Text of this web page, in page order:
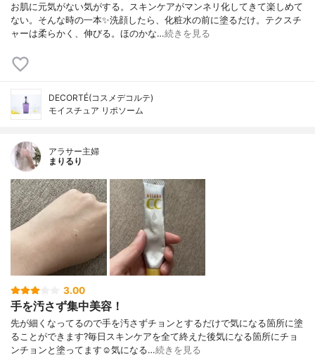
お肌に元気がない気がする。スキンケアがマンネリ化してきて楽しめて
ない。そんな時の一本✨洗顔したら、化粧水の前に塗るだけ。テクスチ
ャーは柔らかく、伸びる。ほのかな…続きを見る
DECORTÉ(コスメデコルテ)
モイスチュア リポソーム
アラサー主婦
まりるり
3.00
手を汚さず集中美容！
先が細くなってるので手を汚さずチョンとするだけで気になる箇所に塗
ることができます?毎日スキンケアを全て終えた後気になる箇所にチョ
ンチョンと塗ってます☺️気になる…続きを見る